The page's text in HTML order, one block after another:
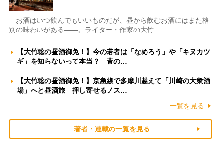
お酒はいつ飲んでもいいものだが、昼から飲むお酒にはまた格
別の味わいがある――。ライター・作家の大竹…
【大竹聡の昼酒御免！】今の若者は「なめろう」や「キヌカツ
ギ」を知らないって本当？ 昔の…
【大竹聡の昼酒御免！】京急線で多摩川越えて「川崎の大衆酒
場」へと昼酒旅 押し寄せるノス…
一覧を見る
著者・連載の一覧を見る